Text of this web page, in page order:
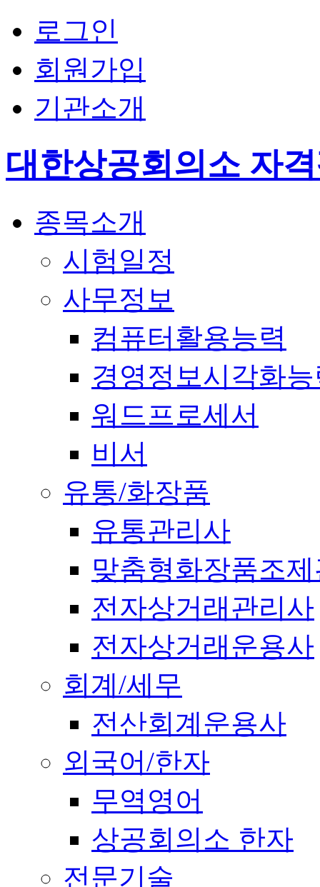
로그인
회원가입
기관소개
대한상공회의소 자
종목소개
시험일정
사무정보
컴퓨터활용능력
경영정보시각화
워드프로세서
비서
유통/화장품
유통관리사
맞춤형화장품조
전자상거래관리사
전자상거래운용사
회계/세무
전산회계운용사
외국어/한자
무역영어
상공회의소 한자
전문기술